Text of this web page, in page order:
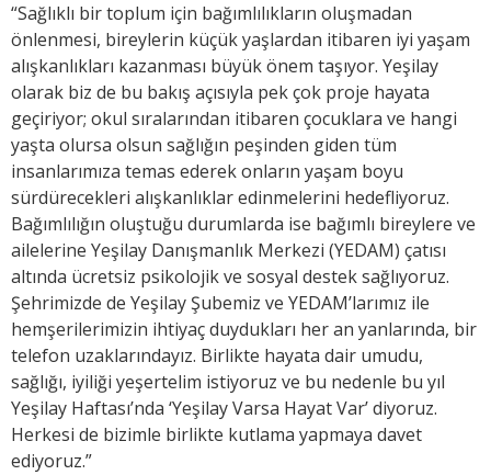
“Sağlıklı bir toplum için bağımlılıkların oluşmadan
önlenmesi, bireylerin küçük yaşlardan itibaren iyi yaşam
alışkanlıkları kazanması büyük önem taşıyor. Yeşilay
olarak biz de bu bakış açısıyla pek çok proje hayata
geçiriyor; okul sıralarından itibaren çocuklara ve hangi
yaşta olursa olsun sağlığın peşinden giden tüm
insanlarımıza temas ederek onların yaşam boyu
sürdürecekleri alışkanlıklar edinmelerini hedefliyoruz.
Bağımlılığın oluştuğu durumlarda ise bağımlı bireylere ve
ailelerine Yeşilay Danışmanlık Merkezi (YEDAM) çatısı
altında ücretsiz psikolojik ve sosyal destek sağlıyoruz.
Şehrimizde de Yeşilay Şubemiz ve YEDAM’larımız ile
hemşerilerimizin ihtiyaç duydukları her an yanlarında, bir
telefon uzaklarındayız. Birlikte hayata dair umudu,
sağlığı, iyiliği yeşertelim istiyoruz ve bu nedenle bu yıl
Yeşilay Haftası’nda ‘Yeşilay Varsa Hayat Var’ diyoruz.
Herkesi de bizimle birlikte kutlama yapmaya davet
ediyoruz.”